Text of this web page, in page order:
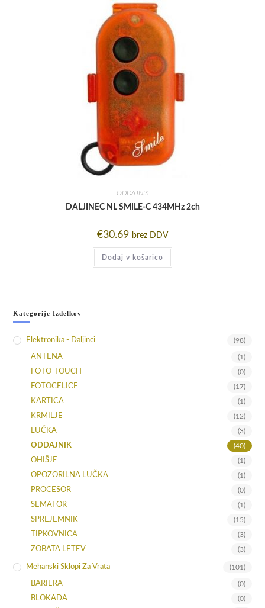
ODDAJNIK
DALJINEC NL SMILE-C 434MHz 2ch
€30.69 brez DDV
Dodaj v košarico
Kategorije Izdelkov
Elektronika - Daljinci (98)
ANTENA (1)
FOTO-TOUCH (0)
FOTOCELICE (17)
KARTICA (1)
KRMILJE (12)
LUČKA (3)
ODDAJNIK (40)
OHIŠJE (1)
OPOZORILNA LUČKA (1)
PROCESOR (0)
SEMAFOR (1)
SPREJEMNIK (15)
TIPKOVNICA (3)
ZOBATA LETEV (3)
Mehanski Sklopi Za Vrata (101)
BARIERA (0)
BLOKADA (0)